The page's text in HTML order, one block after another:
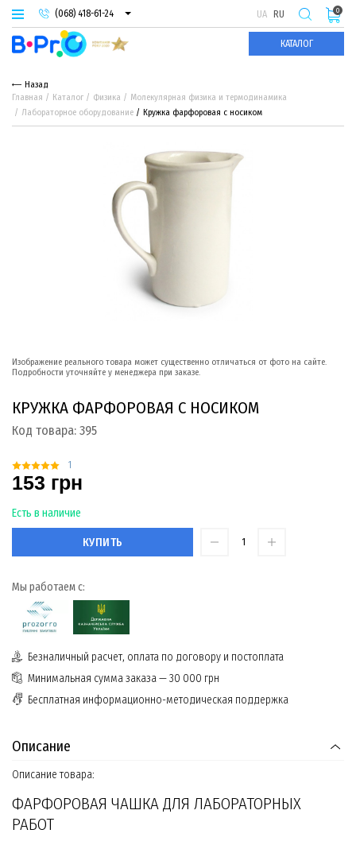
(068) 418-61-24
(093) 974-66-94
(095) 987-29-55
UA RU
КАТАЛОГ
0
Назад
Главная
Каталог Физика
Молекулярная физика и термодинамика
Лабораторное оборудование
Кружка фарфоровая с носиком
Изображение реального товара может существенно отличаться от фото на сайте.
Подробности уточняйте у менеджера при заказе.
КРУЖКА ФАРФОРОВАЯ С НОСИКОМ
Код товара: 395
1
153 грн
Есть в наличие
КУПИТЬ
Мы работаем с:
Безналичный расчет, оплата по договору и постоплата
Минимальная сумма заказа — 30 000 грн
Бесплатная информационно-методическая поддержка
Описание
Описание товара:
ФАРФОРОВАЯ ЧАШКА ДЛЯ ЛАБОРАТОРНЫХ
РАБОТ